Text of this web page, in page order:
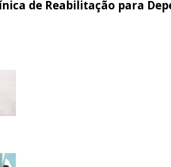
de Reabilitação para